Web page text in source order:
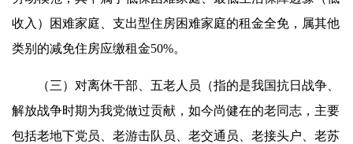
收入）困难家庭、支出型住房困难家庭的租金全免，属其他
类别的减免住房应缴租金50%。
（三）对离休干部、五老人员（指的是我国抗日战争、
解放战争时期为我党做过贡献，如今尚健在的老同志，主要
包括老地下党员、老游击队员、老交通员、老接头户、老苏